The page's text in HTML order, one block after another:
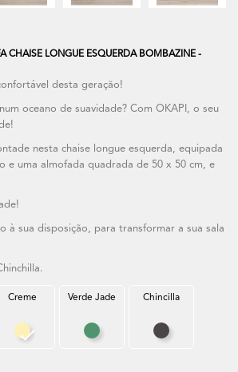
CHAISE LONGUE ESQUERDA BOMBAZINE -
desta geração!
oceano de suavidade? Com OKAPI, o seu
nesta chaise longue esquerda, equipada
e uma almofada quadrada de 50 x 50 cm, e
à sua disposição, para transformar a sua sala
Creme
Creme
Verde Jade
Verde Jade
Chincilla
Chincilla